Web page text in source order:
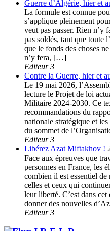
Guerre d’Algérie, hier et
La formule est connue
s’applique pleinement
veut pas passer. Rien n’y
pas soldés, tant que toute
que le fonds des choses
n’y fera, […]
Editeur 3
Contre la Guerre, hier et
Le 19 mai 2026,
lecture le Projet de loi
Militaire 2024-2030. Ce
recommandations du
nationale stratégique et
du sommet de
Editeur 3
Libérez Azat Miftakhov !
Face aux épreuves que
personnes en France, les
combien il est essentiel
celles et ceux qui
leur liberté. C’est dans
donner des nouvelles
Editeur 3